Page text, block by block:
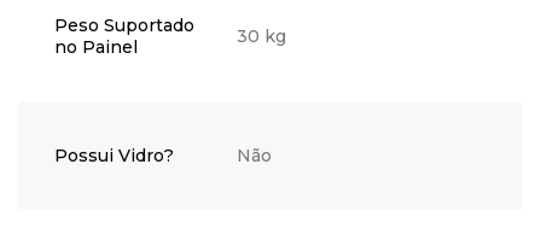
cortinas ou persianas para
auxiliarão seu produto a
permanecer em perfeito
Peso Suportado
no Painel
30 kg
Possui Vidro? Não